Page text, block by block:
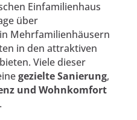
Einfamilienhaus
über
Mehrfamilienhäusern
in den attraktiven
Viele dieser
gezielte Sanierung,
und Wohnkomfort